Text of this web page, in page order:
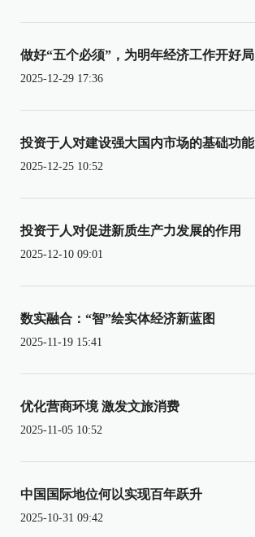
做好“五个必须”，为明年经济工作开好局
2025-12-29 17:36
投资于人对建设强大国内市场的基础功能
2025-12-25 10:52
投资于人对促进新质生产力发展的作用
2025-12-10 09:01
数实融合：“智”绘实体经济新蓝图
2025-11-19 15:41
优化营商环境 激发文旅消费
2025-11-05 10:52
中国国际地位何以实现百年跃升
2025-10-31 09:42